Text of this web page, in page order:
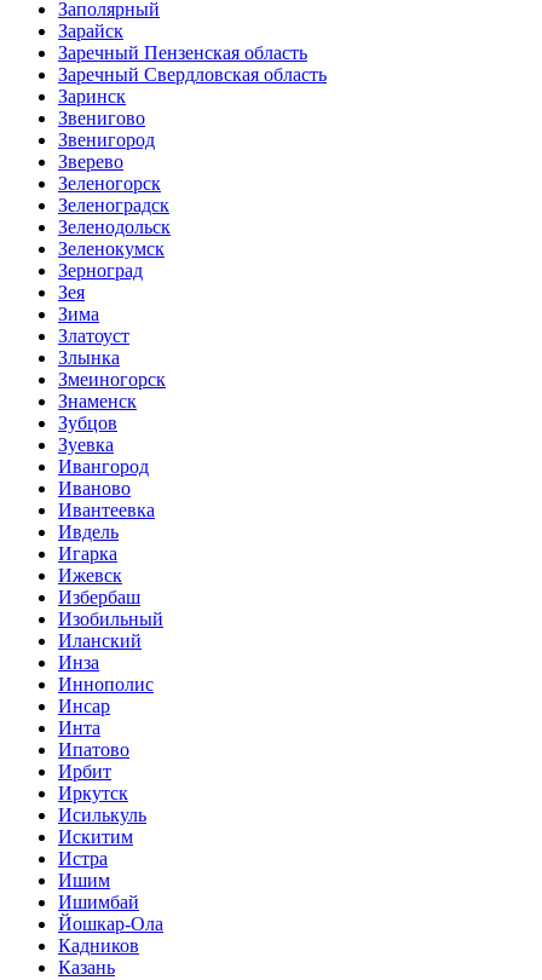
Заполярный
Зарайск
Заречный Пензенская область
Заречный Свердловская область
Заринск
Звенигово
Звенигород
Зверево
Зеленогорск
Зеленоградск
Зеленодольск
Зеленокумск
Зерноград
Зея
Зима
Златоуст
Злынка
Змеиногорск
Знаменск
Зубцов
Зуевка
Ивангород
Иваново
Ивантеевка
Ивдель
Игарка
Ижевск
Избербаш
Изобильный
Иланский
Инза
Иннополис
Инсар
Инта
Ипатово
Ирбит
Иркутск
Исилькуль
Искитим
Истра
Ишим
Ишимбай
Йошкар-Ола
Кадников
Казань